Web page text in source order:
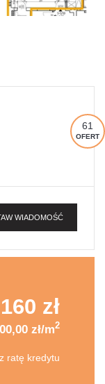
61
OFERT
WIADOMOŚĆ
zł
zł/m2
ratę kredytu